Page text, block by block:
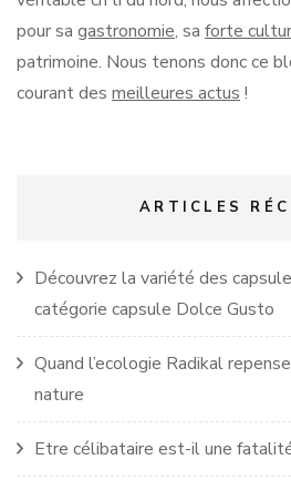
pour sa gastronomie, sa forte
patrimoine. Nous tenons donc ce
courant des meilleures actus !
ARTICLES
Découvrez la variété des
catégorie capsule Dolce Gusto
Quand l’ecologie Radikal
nature
Etre célibataire est-il une